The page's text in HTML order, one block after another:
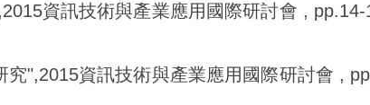
資訊技術與產業應用國際研討會 ,
",2015資訊技術與產業應用國際研討會 ,